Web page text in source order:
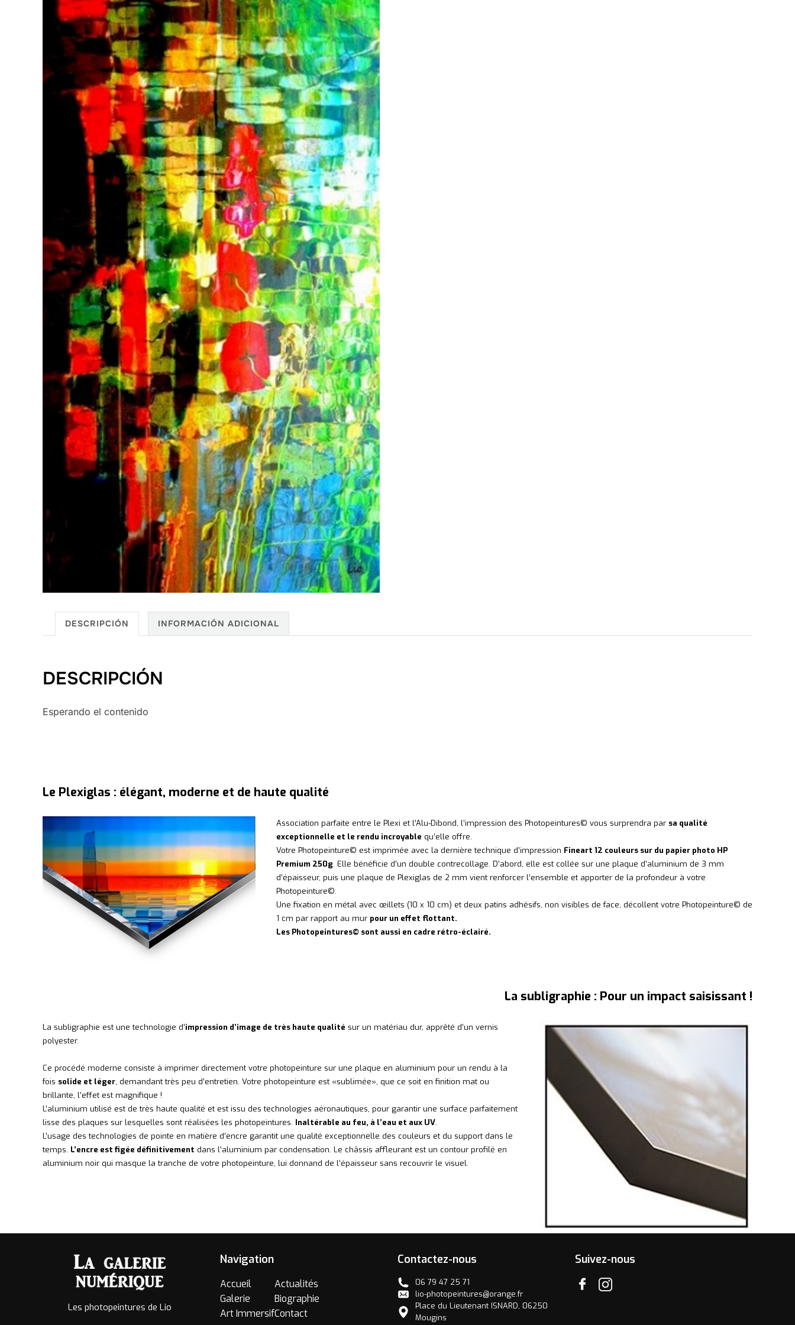
DESCRIPCIÓN INFORMACIÓN ADICIONAL
DESCRIPCIÓN
Esperando el contenido
Le Plexiglas : élégant, moderne et de haute qualité
Association parfaite entre le Plexi et l’Alu-Dibond, l’impression des Photopeintures© vous surprendra par sa qualité
exceptionnelle et le rendu incroyable qu’elle offre.
Votre Photopeinture© est imprimée avec la dernière technique d’impression Fineart 12 couleurs sur du papier photo HP
Premium 250g. Elle bénéficie d’un double contrecollage. D’abord, elle est collée sur une plaque d’aluminium de 3 mm
d’épaisseur, puis une plaque de Plexiglas de 2 mm vient renforcer l’ensemble et apporter de la profondeur à votre
Photopeinture©.
Une fixation en métal avec œillets (10 x 10 cm) et deux patins adhésifs, non visibles de face, décollent votre Photopeinture© de
1 cm par rapport au mur pour un effet flottant.
Les Photopeintures© sont aussi en cadre rétro-éclairé.
La subligraphie : Pour un impact saisissant !
La subligraphie est une technologie d’impression d’image de très haute qualité sur un matériau dur, apprêté d’un vernis
polyester.
Ce procédé moderne consiste à imprimer directement votre photopeinture sur une plaque en aluminium pour un rendu à la
fois solide et léger, demandant très peu d’entretien. Votre photopeinture est «sublimée», que ce soit en finition mat ou
brillante, l’effet est magnifique !
L’aluminium utilisé est de très haute qualité et est issu des technologies aéronautiques, pour garantir une surface parfaitement
lisse des plaques sur lesquelles sont réalisées les photopeintures. Inaltérable au feu, à l’eau et aux UV.
L’usage des technologies de pointe en matière d’encre garantit une qualité exceptionnelle des couleurs et du support dans le
temps. L’encre est figée définitivement dans l’aluminium par condensation. Le châssis affleurant est un contour profilé en
aluminium noir qui masque la tranche de votre photopeinture, lui donnand de l’épaisseur sans recouvrir le visuel.
Les photopeintures de Lio
Navigation
Accueil
Galerie
Art Immersif
Actualités
Biographie
Contact
Contactez-nous
06 79 47 25 71
lio-photopeintures@orange.fr
Place du Lieutenant ISNARD, 06250
Mougins
Suivez-nous